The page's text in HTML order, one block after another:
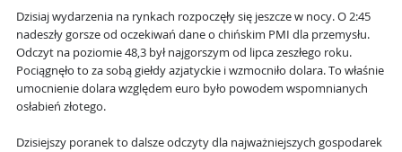
Dzisiaj wydarzenia na rynkach rozpoczęły się jeszcze w nocy. O 2:45
nadeszły gorsze od oczekiwań dane o chińskim PMI dla przemysłu.
Odczyt na poziomie 48,3 był najgorszym od lipca zeszłego roku.
Pociągnęło to za sobą giełdy azjatyckie i wzmocniło dolara. To właśnie
umocnienie dolara względem euro było powodem wspomnianych
osłabień złotego.
Dzisiejszy poranek to dalsze odczyty dla najważniejszych gospodarek